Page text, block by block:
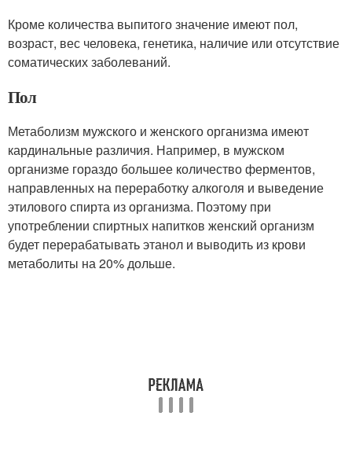
Кроме количества выпитого значение имеют пол,
возраст, вес человека, генетика, наличие или отсутствие
соматических заболеваний.
Пол
Метаболизм мужского и женского организма имеют
кардинальные различия. Например, в мужском
организме гораздо большее количество ферментов,
направленных на переработку алкоголя и выведение
этилового спирта из организма. Поэтому при
употреблении спиртных напитков женский организм
будет перерабатывать этанол и выводить из крови
метаболиты на 20% дольше.